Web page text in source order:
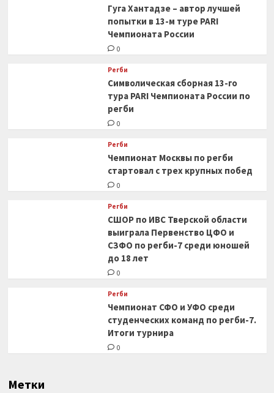
Гуга Хантадзе – автор лучшей
попытки в 13-м туре PARI
Чемпионата России
0
Регби
Символическая сборная 13-го
тура PARI Чемпионата России по
регби
0
Регби
Чемпионат Москвы по регби
стартовал с трех крупных побед
0
Регби
СШОР по ИВС Тверской области
выиграла Первенство ЦФО и
СЗФО по регби-7 среди юношей
до 18 лет
0
Регби
Чемпионат СФО и УФО среди
студенческих команд по регби-7.
Итоги турнира
0
Метки